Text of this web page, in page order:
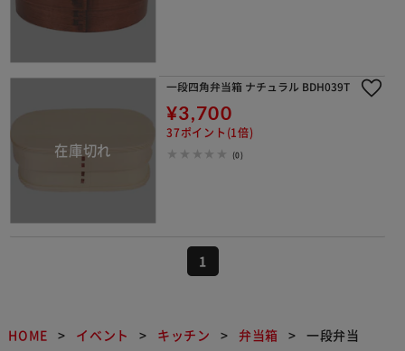
一段四角弁当箱 ナチュラル BDH039T
¥3,700
37ポイント(1倍)
(0)
1
HOME イベント キッチン 弁当箱 一段弁当